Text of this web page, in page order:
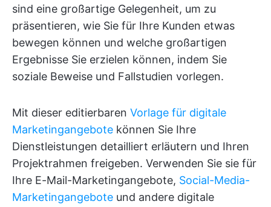
sind eine großartige Gelegenheit, um zu
präsentieren, wie Sie für Ihre Kunden etwas
bewegen können und welche großartigen
Ergebnisse Sie erzielen können, indem Sie
soziale Beweise und Fallstudien vorlegen.
Mit dieser editierbaren Vorlage für digitale
Marketingangebote können Sie Ihre
Dienstleistungen detailliert erläutern und Ihren
Projektrahmen freigeben. Verwenden Sie sie für
Ihre E-Mail-Marketingangebote, Social-Media-
Marketingangebote und andere digitale